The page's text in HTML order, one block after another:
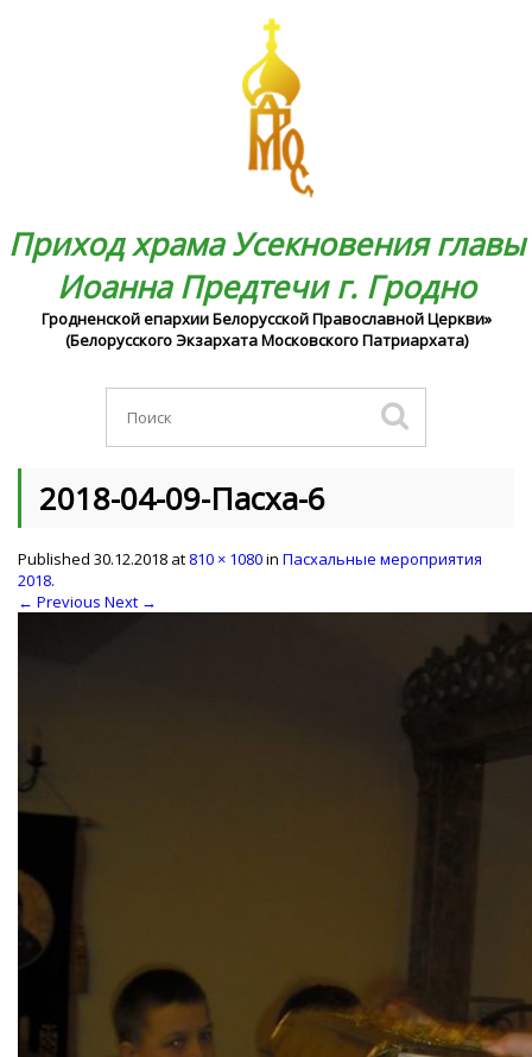
Приход храма Усекновения главы
Иоанна Предтечи г. Гродно
Гродненской епархии Белорусской Православной Церкви»
(Белорусского Экзархата Московского Патриархата)
2018-04-09-Пасха-6
Published 30.12.2018 at 810 × 1080in Пасхальные мероприятия
2018.
← Previous Next →